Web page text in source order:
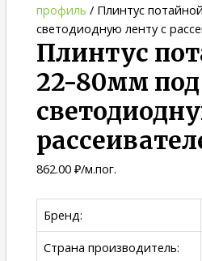
профиль / Плинтус
светодиодную ленту с
Плинтус
22-80мм под
862.00₽/м.пог.
Бренд:
Страна производитель: